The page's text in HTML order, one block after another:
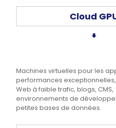
Cloud
Machines virtuelles pour les
performances
Web à faible trafic, blogs, CMS,
environnements de
petites bases de données.